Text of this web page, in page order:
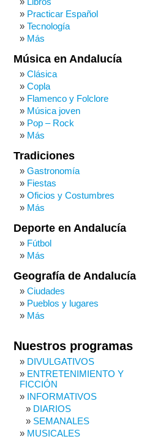
Practicar Español
Tecnología
Más
Música en Andalucía
Clásica
Copla
Flamenco y Folclore
Música joven
Pop – Rock
Más
Tradiciones
Gastronomía
Fiestas
Oficios y Costumbres
Más
Deporte en Andalucía
Fútbol
Más
Geografía de Andalucía
Ciudades
Pueblos y lugares
Más
Nuestros programas
DIVULGATIVOS
ENTRETENIMIENTO Y
FICCIÓN
INFORMATIVOS
DIARIOS
SEMANALES
MUSICALES